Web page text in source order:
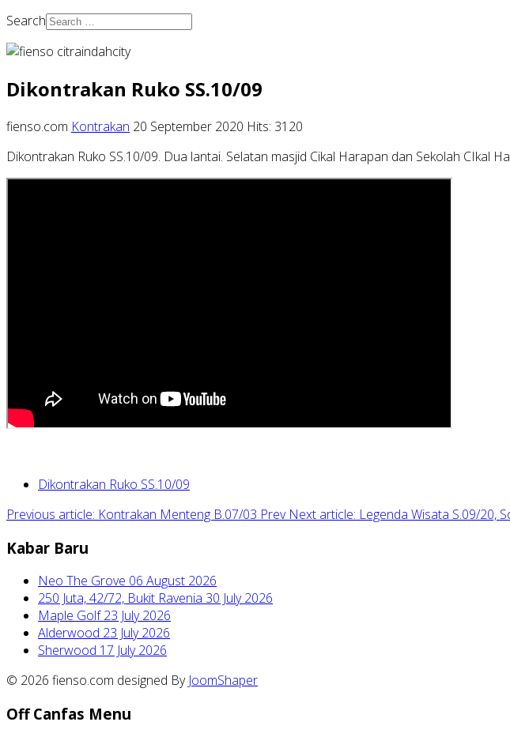
Search
Dikontrakan Ruko SS.10/09
fienso.com Kontrakan 20 September 2020 Hits: 3120
Dikontrakan Ruko SS.10/09. Dua lantai. Selatan masjid Cikal Harapan dan Sekolah CIkal
Dikontrakan Ruko SS.10/09
Previous article: Kontrakan Menteng B.07/03 Prev Next article: Legenda Wisata S.09/20,
Kabar Baru
Neo The Grove 06 August 2026
250 Juta, 42/72, Bukit Ravenia 30 July 2026
Maple Golf23 July 2026
Alderwood 23 July 2026
Sherwood 17 July 2026
© 2026 fienso.com designed By JoomShaper
Off Canfas Menu